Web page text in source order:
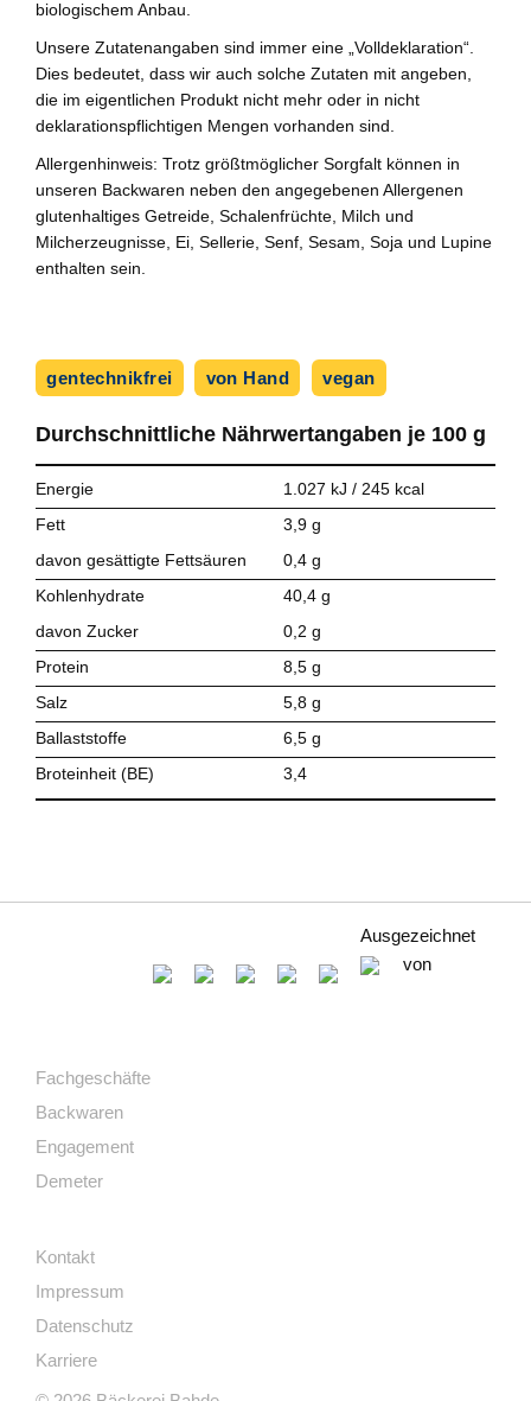
biologischem Anbau.
Unsere Zutatenangaben sind immer eine „Volldeklaration“.
Dies bedeutet, dass wir auch solche Zutaten mit angeben,
die im eigentlichen Produkt nicht mehr oder in nicht
deklarationspflichtigen Mengen vorhanden sind.
Allergenhinweis: Trotz größtmöglicher Sorgfalt können in
unseren Backwaren neben den angegebenen Allergenen
glutenhaltiges Getreide, Schalenfrüchte, Milch und
Milcherzeugnisse, Ei, Sellerie, Senf, Sesam, Soja und Lupine
enthalten sein.
gentechnikfrei von Hand vegan
Durchschnittliche Nährwert­angaben je 100 g
Energie
1.027 kJ / 245 kcal
Fett
3,9 g
davon gesättigte Fettsäuren
0,4 g
Kohlenhydrate
40,4 g
davon Zucker
0,2 g
Protein
8,5 g
Salz
5,8 g
Ballaststoffe
6,5 g
Broteinheit (BE)
3,4
Ausgezeichnet
von
Fachgeschäfte
Backwaren
Engagement
Demeter
Kontakt
Impressum
Datenschutz
Karriere